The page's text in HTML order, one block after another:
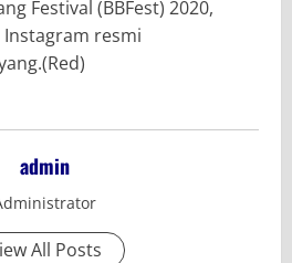
Festival (BBFest) 2020,
resmi
admin
All Posts